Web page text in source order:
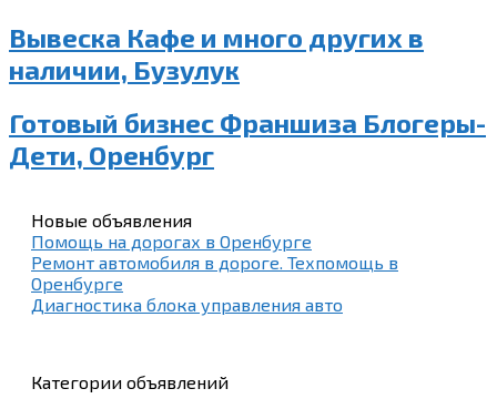
Вывеска Кафе и много других в
наличии, Бузулук
Готовый бизнес Франшиза Блогеры-
Дети, Оренбург
Новые объявления
Помощь на дорогах в Оренбурге
Ремонт автомобиля в дороге. Техпомощь в
Оренбурге
Диагностика блока управления авто
Категории объявлений